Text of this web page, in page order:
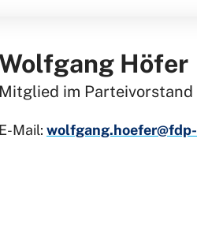
Höfer
Mitglied im Parteivorstand
E-Mail: